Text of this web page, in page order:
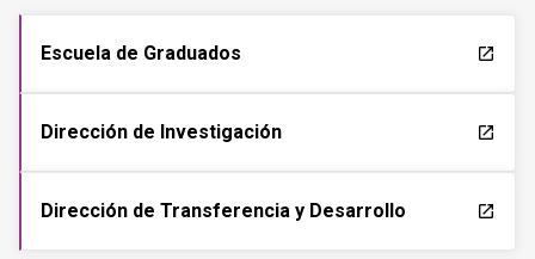
Escuela de Graduados launch
Dirección de Investigación launch
Dirección de Transferencia y Desarrollo launch